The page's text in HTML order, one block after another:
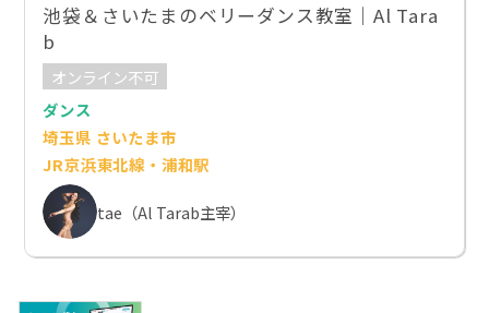
池袋＆さいたまのベリーダンス教室｜Al Tara
b
オンライン不可
ダンス
埼玉県 さいたま市
JR京浜東北線・浦和駅
tae（Al Tarab主宰）